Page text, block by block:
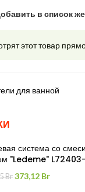
в список
этот товар
для ванной
система со
"Ledeme"
Br Первоначальная
373,12 BrТекущая